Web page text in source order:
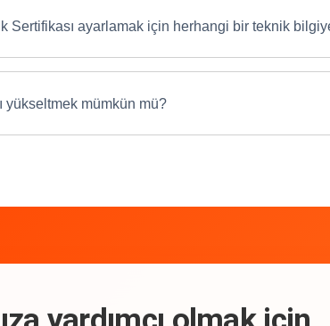
Sertifikası ayarlamak için herhangi bir teknik
yükseltmek mümkün mü?